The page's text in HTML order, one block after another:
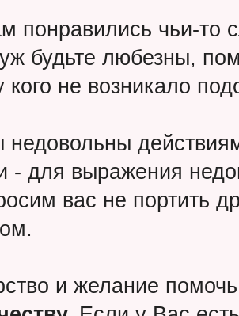
понравились чьи-то
будьте любезны,
кого не возникало
недовольны
- для выражения
вас не портить
и желание